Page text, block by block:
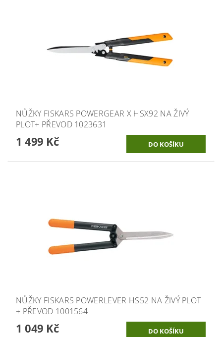
NŮŽKY FISKARS POWERGEAR X HSX92 NA ŽIVÝ
PLOT+ PŘEVOD 1023631
1 499 Kč
NŮŽKY FISKARS POWERLEVER HS52 NA ŽIVÝ PLOT
+ PŘEVOD 1001564
1 049 Kč